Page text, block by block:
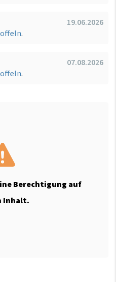
19.06.2026
.
07.08.2026
.
Berechtigung auf
Inhalt.